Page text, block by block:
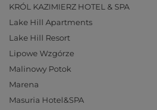
KRÓL KAZIMIERZ HOTEL & SPA
Lake Hill Apartments
Lake Hill Resort
Lipowe Wzgórze
Malinowy Potok
Marena
Masuria Hotel&SPA